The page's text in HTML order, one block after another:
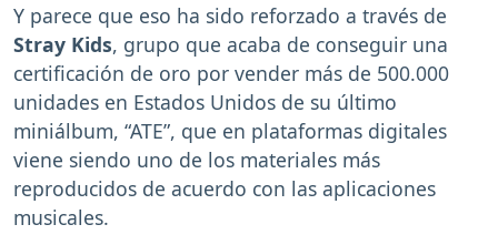
Y parece que eso ha sido reforzado a través de
Stray Kids, grupo que acaba de conseguir una
certificación de oro por vender más de 500.000
unidades en Estados Unidos de su último
miniálbum, “ATE”, que en plataformas digitales
viene siendo uno de los materiales más
reproducidos de acuerdo con las aplicaciones
musicales.